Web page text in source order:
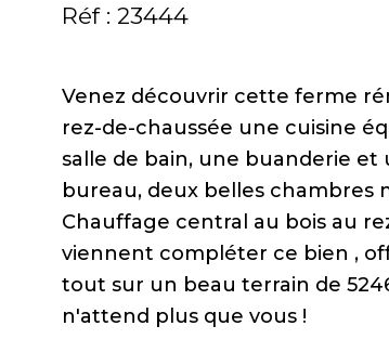
Réf : 23444
Venez découvrir cette ferme
rez-de-chaussée une cuisine
salle de bain, une buanderie et
bureau, deux belles chambres
Chauffage central au bois au
viennent compléter ce bien ,
tout sur un beau terrain de